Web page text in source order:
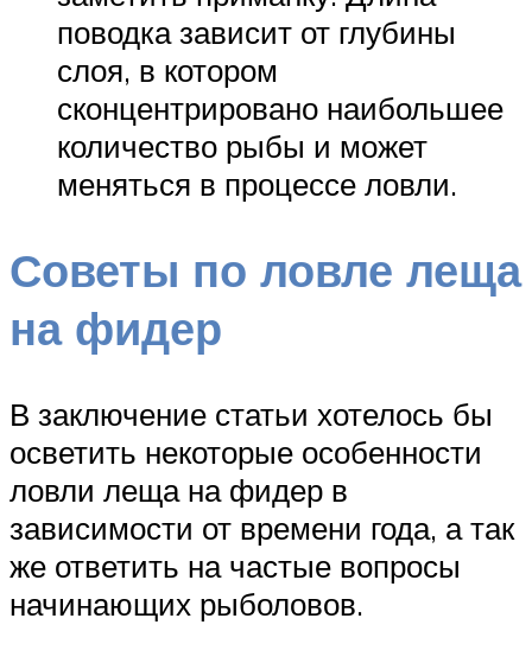
поводка зависит от глубины
слоя, в котором
сконцентрировано наибольшее
количество рыбы и может
меняться в процессе ловли.
Советы по ловле леща
на фидер
В заключение статьи хотелось бы
осветить некоторые особенности
ловли леща на фидер в
зависимости от времени года, а так
же ответить на частые вопросы
начинающих рыболовов.